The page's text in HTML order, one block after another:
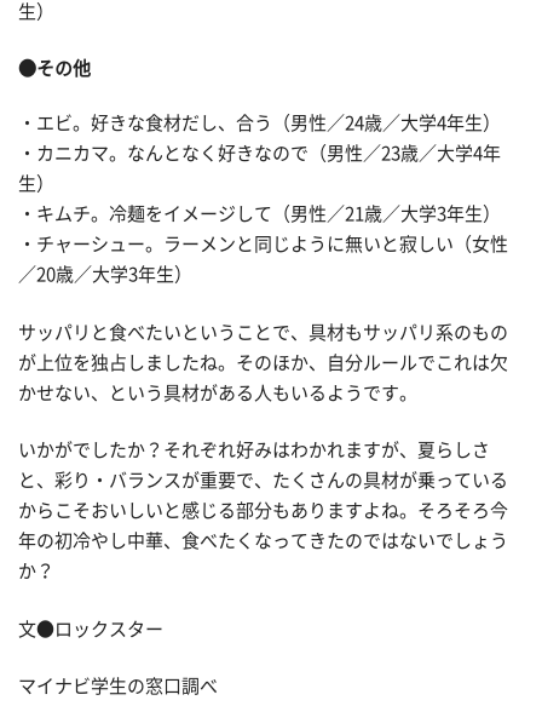
生）
●その他
・エビ。好きな食材だし、合う（男性／24歳／大学4年生）
・カニカマ。なんとなく好きなので（男性／23歳／大学4年
生）
・キムチ。冷麺をイメージして（男性／21歳／大学3年生）
・チャーシュー。ラーメンと同じように無いと寂しい（女性
／20歳／大学3年生）
サッパリと食べたいということで、具材もサッパリ系のもの
が上位を独占しましたね。そのほか、自分ルールでこれは欠
かせない、という具材がある人もいるようです。
いかがでしたか？それぞれ好みはわかれますが、夏らしさ
と、彩り・バランスが重要で、たくさんの具材が乗っている
からこそおいしいと感じる部分もありますよね。そろそろ今
年の初冷やし中華、食べたくなってきたのではないでしょう
か？
文●ロックスター
マイナビ学生の窓口調べ